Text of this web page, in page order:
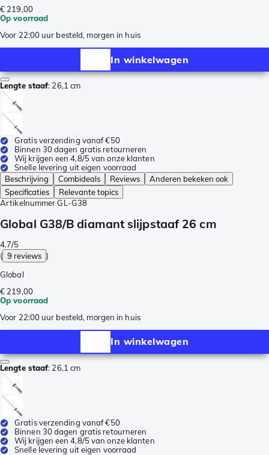
€ 219,00
Op voorraad
Voor 22:00 uur besteld, morgen in huis
In winkelwagen
Lengte staaf: 26,1 cm
Gratis verzending vanaf €50
Binnen 30 dagen gratis retourneren
Wij krijgen een 4,8/5 van onze klanten
Snelle levering uit eigen voorraad
Beschrijving
Combideals Reviews
Anderen bekeken ook
Specificaties
Relevante topics
Artikelnummer GL-G38
Global G38/B diamant slijpstaaf 26 cm
4.7/5
( 9 reviews )
Global
€ 219,00
Op voorraad
Voor 22:00 uur besteld, morgen in huis
In winkelwagen
Lengte staaf: 26,1 cm
Gratis verzending vanaf €50
Binnen 30 dagen gratis retourneren
Wij krijgen een 4,8/5 van onze klanten
Snelle levering uit eigen voorraad